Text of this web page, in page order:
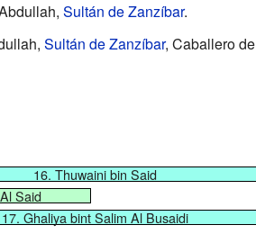
Sultán de Zanzíbar.
Sultán de Zanzíbar, Caballero de
16. Thuwaini bin Said
Said
17. Ghaliya bint Salim Al Busaidi